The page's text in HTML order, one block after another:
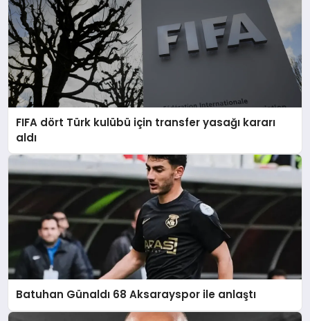
FIFA dört Türk kulübü için transfer yasağı kararı
aldı
Batuhan Günaldı 68 Aksarayspor ile anlaştı